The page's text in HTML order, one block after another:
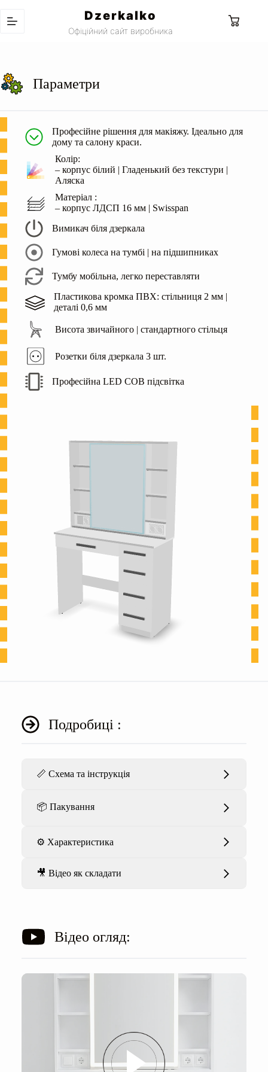
до
вмісту
Dzerkalko
Офіційний сайт виробника
Кошик
Параметри
Професійне рішення для макіяжу. Ідеально для
дому та салону краси.
Колір:
– корпус білий | Гладенький без текстури |
Аляска
Матеріал :
– корпус ЛДСП 16 мм | Swisspan
Вимикач біля дзеркала
Гумові колеса на тумбі | на підшипниках
Тумбу мобільна, легко переставляти
Пластикова кромка ПВХ: стільниця 2 мм |
деталі 0,6 мм
Висота звичайного | стандартного стільця
Розетки біля дзеркала 3 шт.
Професійна LED COB підсвітка
Подробиці :
📏 Схема та інструкція
📦 Пакування
⚙️ Характеристика
🎥 Відео як складати
Відео огляд: